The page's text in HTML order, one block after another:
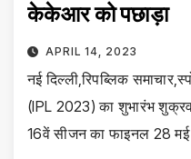
केकेआर को पछाड़ा
APRIL 14, 2023
नई दिल्ली,रिपब्लिक
(IPL 2023) का शुभारंभ
16वें सीजन का फाइनल 28